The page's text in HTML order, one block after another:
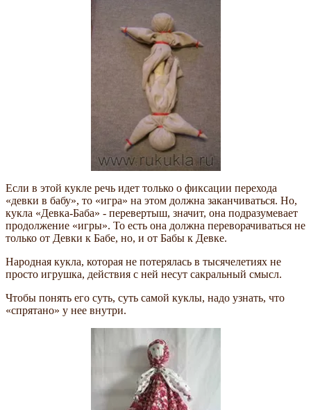
Если в этой кукле речь идет только о фиксации перехода
«девки в бабу», то «игра» на этом должна заканчиваться. Но,
кукла «Девка-Баба» - перевертыш, значит, она подразумевает
продолжение «игры». То есть она должна переворачиваться не
только от Девки к Бабе, но, и от Бабы к Девке.
Народная кукла, которая не потерялась в тысячелетиях не
просто игрушка, действия с ней несут сакральный смысл.
Чтобы понять его суть, суть самой куклы, надо узнать, что
«спрятано» у нее внутри.